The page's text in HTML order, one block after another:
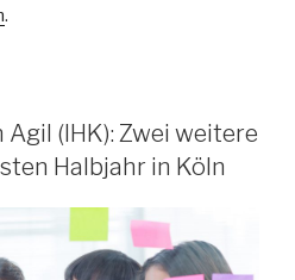
.
(IHK): Zwei weitere
Halbjahr in Köln